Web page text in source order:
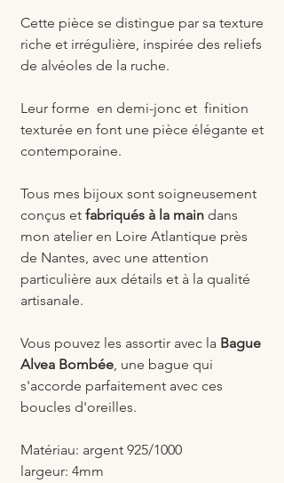
Cette pièce se distingue par sa texture
riche et irrégulière, inspirée des reliefs
de alvéoles de la ruche.
Leur forme en demi-jonc et finition
texturée en font une pièce élégante et
contemporaine.
Tous mes bijoux sont soigneusement
conçus et fabriqués à la main dans
mon atelier en Loire Atlantique près
de Nantes, avec une attention
particulière aux détails et à la qualité
artisanale.
Vous pouvez les assortir avec la Bague
Alvea Bombée, une bague qui
s'accorde parfaitement avec ces
boucles d'oreilles.
Matériau: argent 925/1000
largeur: 4mm